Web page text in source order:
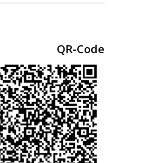
QR-Code